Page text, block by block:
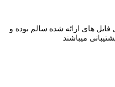
فایل های ارائه شده سالم بوده و
میباشند